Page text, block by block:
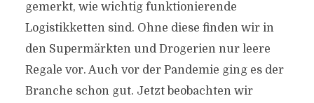
gemerkt, wie wichtig funktionierende
Logistikketten sind. Ohne diese finden wir in
den Supermärkten und Drogerien nur leere
Regale vor. Auch vor der Pandemie ging es der
Branche schon gut. Jetzt beobachten wir